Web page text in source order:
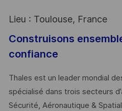
Lieu : Toulouse, France
Construisons
confiance
Thales est un leader mondial
spécialisé dans trois secteurs
Sécurité, Aéronautique &